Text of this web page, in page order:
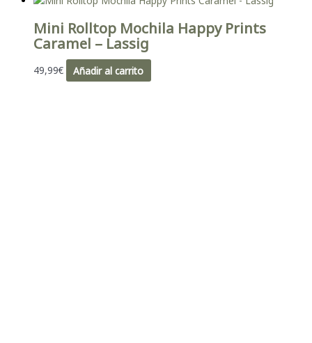
Mini Rolltop Mochila Happy Prints
Caramel – Lassig
49,99€ Añadir al carrito